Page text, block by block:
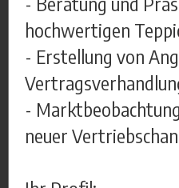
hochwertigen
- Erstellung von
-
neuer